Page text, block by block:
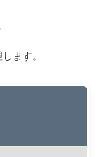
ます。